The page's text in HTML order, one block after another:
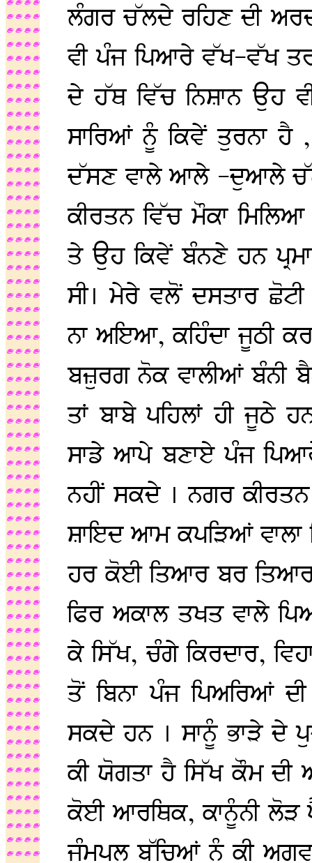
ਲੰਗਰ ਚੱਲਦੇ ਰਹਿਣ ਦੀ
ਵੀ ਪੰਜ ਪਿਆਰੇ ਵੱਖ-ਵੱਖ
ਦੇ ਹੱਥ ਵਿੱਚ ਨਿਸ਼ਾਨ ਉਹ
ਸਾਰਿਆਂ ਨੂੰ ਕਿਵੇਂ ਤੁਰਨਾ ਹੈ
ਦੱਸਣ ਵਾਲੇ ਆਲੇ -ਦੁਆਲੇ
ਕੀਰਤਨ ਵਿੱਚ ਮੌਕਾ
ਤੇ ਉਹ ਕਿਵੇਂ ਬੰਨਣੇ ਹਨ
ਸੀ। ਮੇਰੇ ਵਲੋਂ ਦਸਤਾਰ
ਨਾ ਅਇਆ, ਕਹਿੰਦਾ ਜੂਠੀ
ਬਜ਼ੁਰਗ ਨੋਕ ਵਾਲੀਆਂ ਬੰਨੀ
ਤਾਂ ਬਾਬੇ ਪਹਿਲਾਂ ਹੀ ਜੂਠੇ
ਸਾਡੇ ਆਪੇ ਬਣਾਏ ਪੰਜ
ਨਹੀਂ ਸਕਦੇ । ਨਗਰ
ਸ਼ਾਇਦ ਆਮ ਕਪੜਿਆਂ ਵਾਲਾ
ਹਰ ਕੋਈ ਤਿਆਰ ਬਰ ਤਿਆਰ
ਫਿਰ ਅਕਾਲ ਤਖਤ ਵਾਲੇ
ਕੇ ਸਿੱਖ, ਚੰਗੇ ਕਿਰਦਾਰ,
ਤੋਂ ਬਿਨਾ ਪੰਜ ਪਿਅਰਿਆਂ
ਸਕਦੇ ਹਨ । ਸਾਨੂੰ ਭਾੜੇ ਦੇ
ਕੀ ਯੋਗਤਾ ਹੈ ਸਿੱਖ ਕੌਮ
ਕੋਈ ਆਰਥਿਕ, ਕਾਨੂੰਨੀ ਲੋੜ
ਜੰਮਪਲ ਬੱਚਿਆਂ ਨੂੰ ਕੀ